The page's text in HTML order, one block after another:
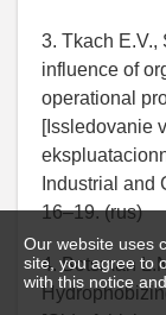
Our website uses
site, you agree to
with this notice
3. Tkach E.V.,
influence of
operational
[Issledovanie
Industrial and
16‒19. (rus)
4. Botsman